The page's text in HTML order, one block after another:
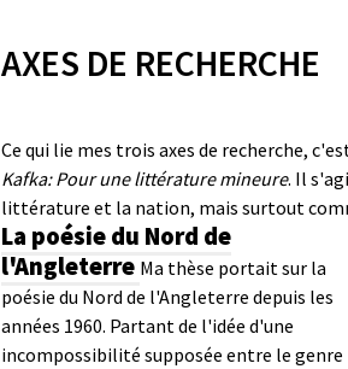
AXES DE RECHERCHE
Ce qui lie mes trois axes de recherche,
Kafka: Pour une littérature mineure. Il
littérature et la nation, mais surtout
La poésie du Nord de
l'Angleterre Ma thèse portait sur la
poésie du Nord de l'Angleterre depuis les
années 1960. Partant de l'idée d'une
incompossibilité supposée entre le genre